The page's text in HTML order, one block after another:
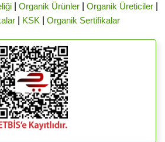
| Organik Ürünler| Organik Üreticiler|
| KSK Organik Sertifikalar